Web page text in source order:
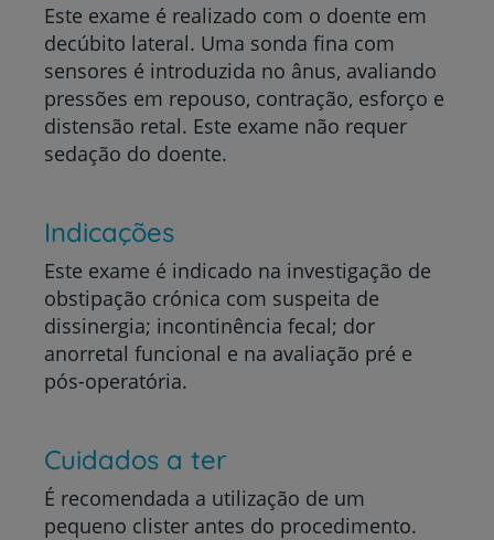
Este exame é realizado com o doente em
decúbito lateral. Uma sonda fina com
sensores é introduzida no ânus, avaliando
pressões em repouso, contração, esforço e
distensão retal. Este exame não requer
sedação do doente.
Indicações
Este exame é indicado na investigação de
obstipação crónica com suspeita de
dissinergia; incontinência fecal; dor
anorretal funcional e na avaliação pré e
pós-operatória.
Cuidados a ter
É recomendada a utilização de um
pequeno clister antes do procedimento.